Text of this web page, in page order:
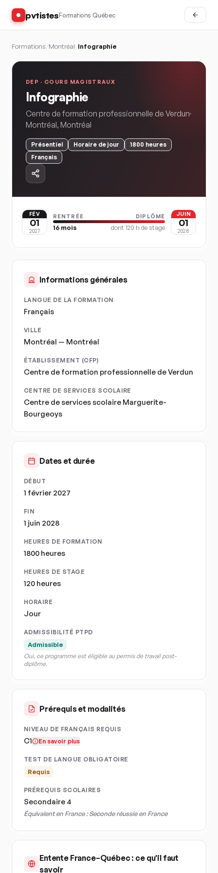
pvtistesFormations Québec
Formations Montréal Infographie
DEP · COURS MAGISTRAUX
Infographie
Centre de formation professionnelle de Verdun
Montréal, Montréal
Présentiel Horaire de jour 1800 heures
Français
FÉV
01
2027
RENTRÉE DIPLÔME
16 mois dont 120 h de stage
JUIN
01
2028
Informations générales
LANGUE DE LA FORMATION
Français
VILLE
Montréal — Montréal
ÉTABLISSEMENT (CFP)
Centre de formation professionnelle de Verdun
CENTRE DE SERVICES SCOLAIRE
Centre de services scolaire Marguerite-
Bourgeoys
Dates et durée
DÉBUT
1 février 2027
FIN
1 juin 2028
HEURES DE FORMATION
1800 heures
HEURES DE STAGE
120 heures
HORAIRE
Jour
ADMISSIBILITÉ PTPD
Admissible
Oui, ce programme est éligible au permis de travail post-
diplôme.
Prérequis et modalités
NIVEAU DE FRANÇAIS REQUIS
C1 En savoir plus
TEST DE LANGUE OBLIGATOIRE
Requis
PRÉREQUIS SCOLAIRES
Secondaire 4
Équivalent en France :Seconde réussie en France
Entente France–Québec : ce qu'il faut
savoir